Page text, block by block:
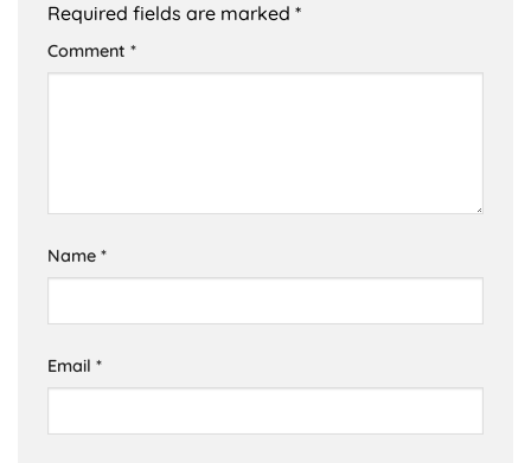
Required fields are marked *
Comment *
Name *
Email *